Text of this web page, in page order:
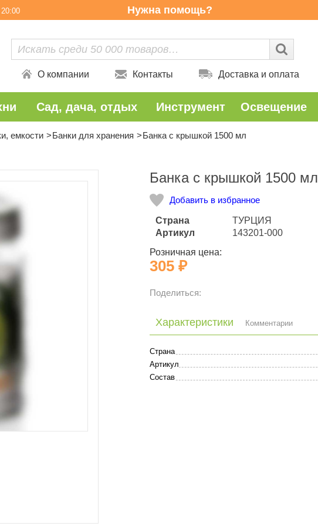
Нужна помощь?
О компании Контакты Доставка и оплата
Сад, дача, отдых Инструмент Освещение
емкости Банки для хранения Банка с крышкой 1500 мл
Банка с крышкой 1500 мл
Добавить в избранное
Страна
ТУРЦИЯ
Артикул
143201-000
Розничная цена:
305 ₽
Поделиться:
Характеристики Комментарии
Страна
Артикул
Состав